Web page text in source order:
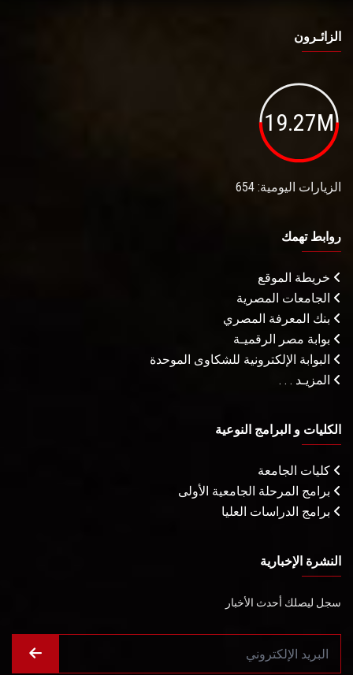
الزائـرون
19.27M
الزيارات اليومية: 654
روابط تهمك
خريطة الموقع
الجامعات المصرية
بنك المعرفة المصري
بوابة مصر الرقميـة
البوابة الإلكترونية للشكاوى الموحدة
المزيـد . . .
الكليات و البرامج النوعية
كليات الجامعة
برامج المرحلة الجامعية الأولى
برامج الدراسات العليا
النشرة الإخبارية
سجل ليصلك أحدث الأخبار